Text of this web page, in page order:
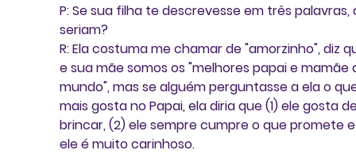
P: Se sua filha te descrevesse em três palavras,
seriam?
R: Ela costuma me chamar de "amorzinho", diz
e sua mãe somos os "melhores papai e mamãe
mundo", mas se alguém perguntasse a ela o
mais gosta no Papai, ela diria que (1) ele gosta
brincar, (2) ele sempre cumpre o que promete
ele é muito carinhoso.